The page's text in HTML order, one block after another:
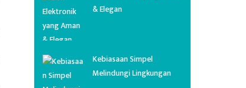
& Elegan
Kebiasaan Simpel
Melindungi Lingkungan